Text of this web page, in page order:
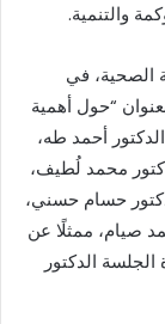
والتنمية.
الصحية، في
“حول أهمية
أحمد طه،
محمد لُطيف،
حسام حسني،
صيام، ممثلًا عن
الجلسة الدكتور